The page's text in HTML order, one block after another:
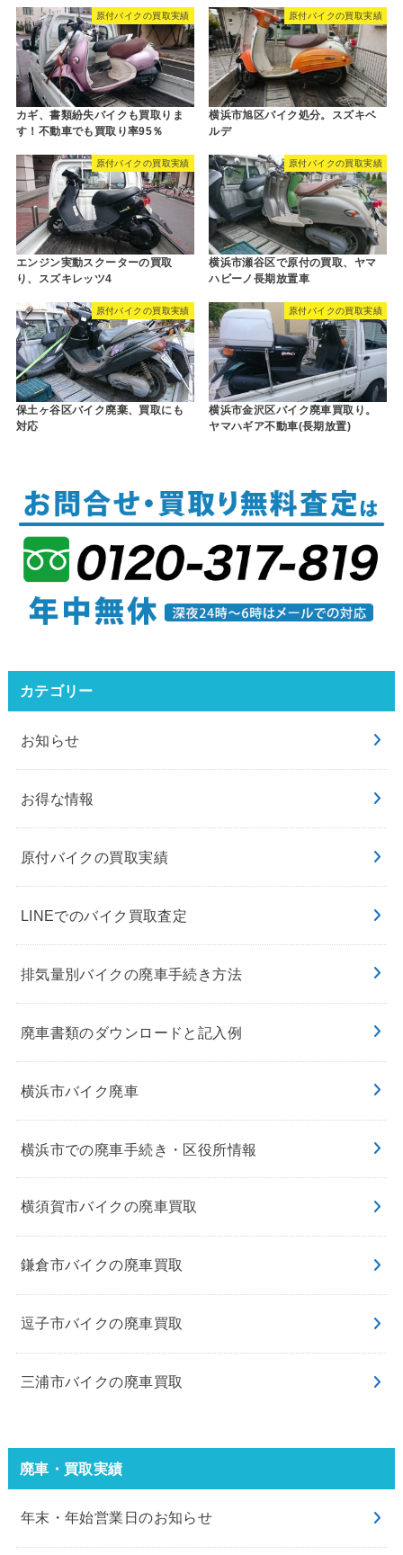
原付バイクの買取実績
カギ、書類紛失バイクも買取りま
す！不動車でも買取り率95％
原付バイクの買取実績
横浜市旭区バイク処分。スズキベ
ルデ
原付バイクの買取実績
エンジン実動スクーターの買取
り、スズキレッツ4
原付バイクの買取実績
横浜市瀬谷区で原付の買取、ヤマ
ハビーノ長期放置車
原付バイクの買取実績
保土ヶ谷区バイク廃棄、買取にも
対応
原付バイクの買取実績
横浜市金沢区バイク廃車買取り。
ヤマハギア不動車(長期放置)
カテゴリー
お知らせ
お得な情報
原付バイクの買取実績
LINEでのバイク買取査定
排気量別バイクの廃車手続き方法
廃車書類のダウンロードと記入例
横浜市バイク廃車
横浜市での廃車手続き・区役所情報
横須賀市バイクの廃車買取
鎌倉市バイクの廃車買取
逗子市バイクの廃車買取
三浦市バイクの廃車買取
廃車・買取実績
年末・年始営業日のお知らせ